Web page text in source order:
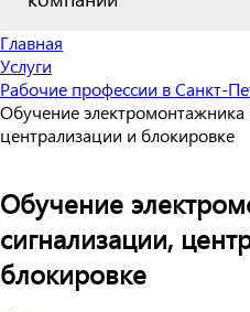
Главная
Услуги
Рабочие профессии в Санкт-
Обучение электромонтажника
централизации и блокировке
Обучение
сигнализации,
блокировке